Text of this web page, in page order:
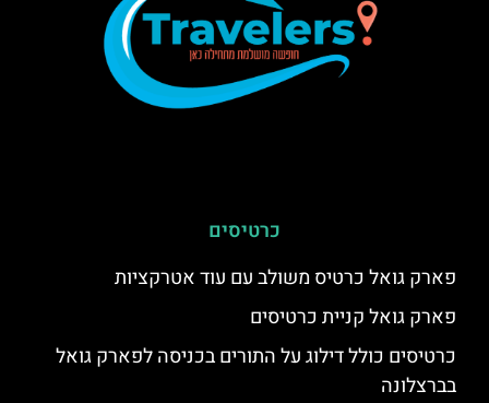
כרטיסים
פארק גואל כרטיס משולב עם עוד אטרקציות
פארק גואל קניית כרטיסים
כרטיסים כולל דילוג על התורים בכניסה לפארק גואל
בברצלונה